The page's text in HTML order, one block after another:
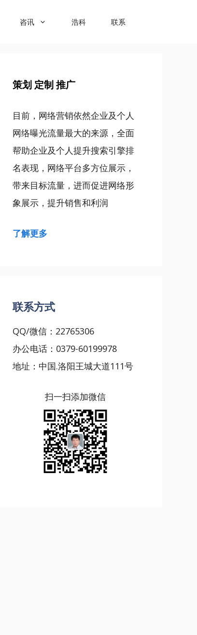
咨讯 浩科 联系
策划 定制 推广
目前，网络营销依然企业及个人
网络曝光流量最大的来源，全面
帮助企业及个人提升搜索引擎排
名表现，网络平台多方位展示，
带来目标流量，进而促进网络形
象展示，提升销售和利润
了解更多
联系方式
QQ/微信：22765306
办公电话：0379-60199978
地址：中国.洛阳王城大道111号
扫一扫添加微信